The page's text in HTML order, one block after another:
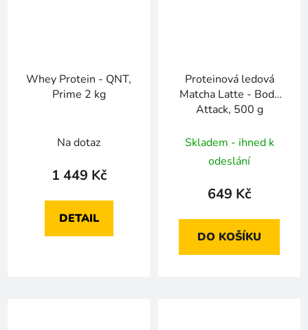
Whey Protein - QNT,
Prime 2 kg
Na dotaz
1 449 Kč
DETAIL
Proteinová ledová
Matcha Latte - Body
Attack, 500 g
Skladem - ihned k
odeslání
649 Kč
DO KOŠÍKU